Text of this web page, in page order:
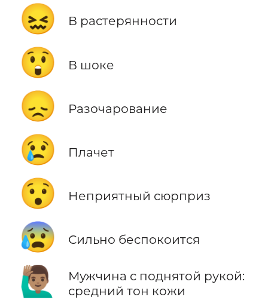
😖 В растерянности
😲 В шоке
😞 Разочарование
😢 Плачет
😯 Неприятный сюрприз
😰 Сильно беспокоится
🙋🏽‍♂️
Мужчина с поднятой рукой:
средний тон кожи